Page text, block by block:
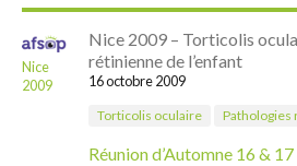
Nice
2009
Nice 2009 – Torticolis
rétinienne de l’enfant
16 octobre 2009
Torticolis oculaire Pathologies
Réunion d’Automne 16 &